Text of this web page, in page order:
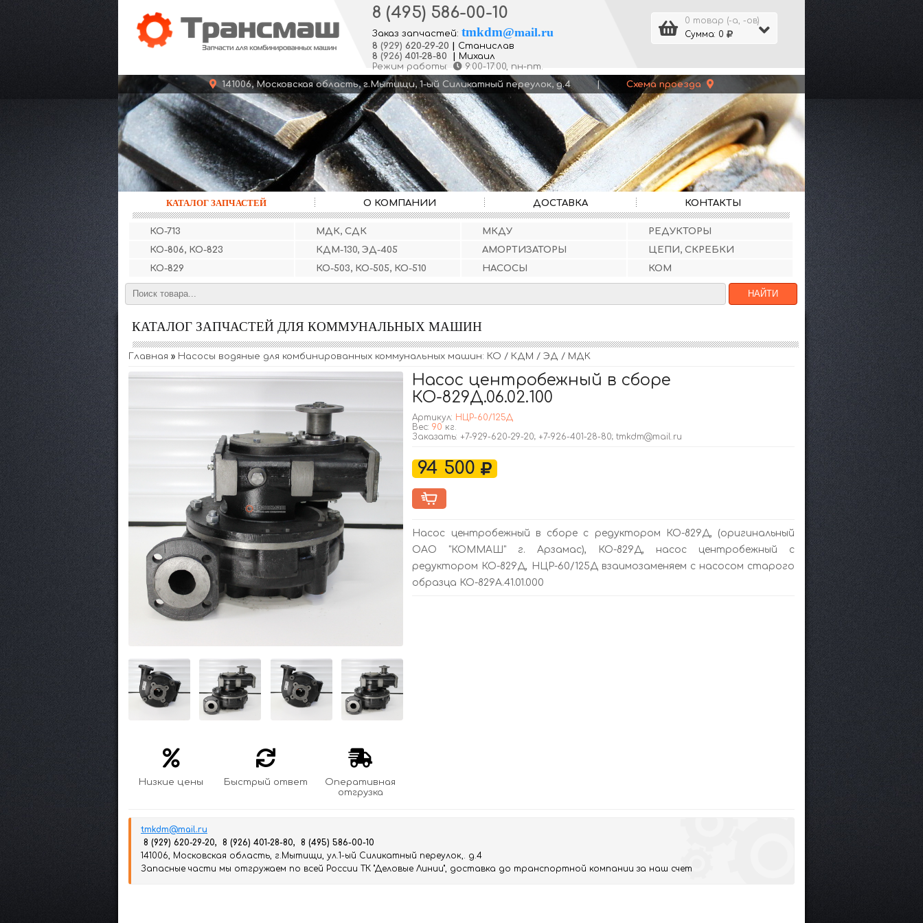
0 товар (-а, -ов)
Сумма: 0
8 (495) 586-00-10
Заказ запчастей: tmkdm@mail.ru
8 (929) 620-29-20
Станислав
8 (926) 401-28-80
Михаил
Режим работы:
9:00-17:00, пн-пт.
141006, Московская область, г.Мытищи, 1-ый Силикатный переулок, д.4 | Схема проезда
КАТАЛОГ ЗАПЧАСТЕЙ О КОМПАНИИ ДОСТАВКА КОНТАКТЫ
КО-713 МДК, СДК МКДУ
РЕДУКТОРЫ
КО-806, КО-823
КДМ-130, ЭД-405 АМОРТИЗАТОРЫ
ЦЕПИ, СКРЕБКИ
КО-829
КО-503, КО-505, КО-510 НАСОСЫ КОМ
КАТАЛОГ ЗАПЧАСТЕЙ ДЛЯ КОММУНАЛЬНЫХ МАШИН
Главная » Насосы водяные для комбинированных коммунальных машин: КО / КДМ / ЭД / МДК
Низкие цены Быстрый ответ
Оперативная
отгрузка
Насос центробежный в сборе
КО-829Д.06.02.100
Артикул: НЦР-60/125Д
Вес: 90 кг.
Заказать: +7-929-620-29-20; +7-926-401-28-80; tmkdm@mail.ru
94 500
Насос центробежный в сборе с редуктором КО-829Д, (оригинальный
ОАО "КОММАШ" г. Арзамас), КО-829Д, насос центробежный с
редуктором КО-829Д, НЦР-60/125Д взаимозаменяем с насосом старого
образца КО-829А.41.01.000
tmkdm@mail.ru
8 (929) 620-29-20, 8 (926) 401-28-80, 8 (495) 586-00-10
141006, Московская область, г.Мытищи, ул.1-ый Силикатный переулок,. д.4
Запасные части мы отгружаем по всей России ТК "Деловые Линии", доставка до транспортной компании за наш счет